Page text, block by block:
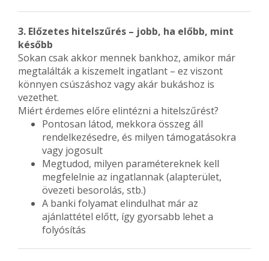
3. Előzetes hitelszűrés – jobb, ha előbb, mint
később
Sokan csak akkor mennek bankhoz, amikor már
megtalálták a kiszemelt ingatlant – ez viszont
könnyen csúszáshoz vagy akár bukáshoz is
vezethet.
Miért érdemes előre elintézni a hitelszűrést?
Pontosan látod, mekkora összeg áll
rendelkezésedre, és milyen támogatásokra
vagy jogosult
Megtudod, milyen paramétereknek kell
megfelelnie az ingatlannak (alapterület,
övezeti besorolás, stb.)
A banki folyamat elindulhat már az
ajánlattétel előtt, így gyorsabb lehet a
folyósítás